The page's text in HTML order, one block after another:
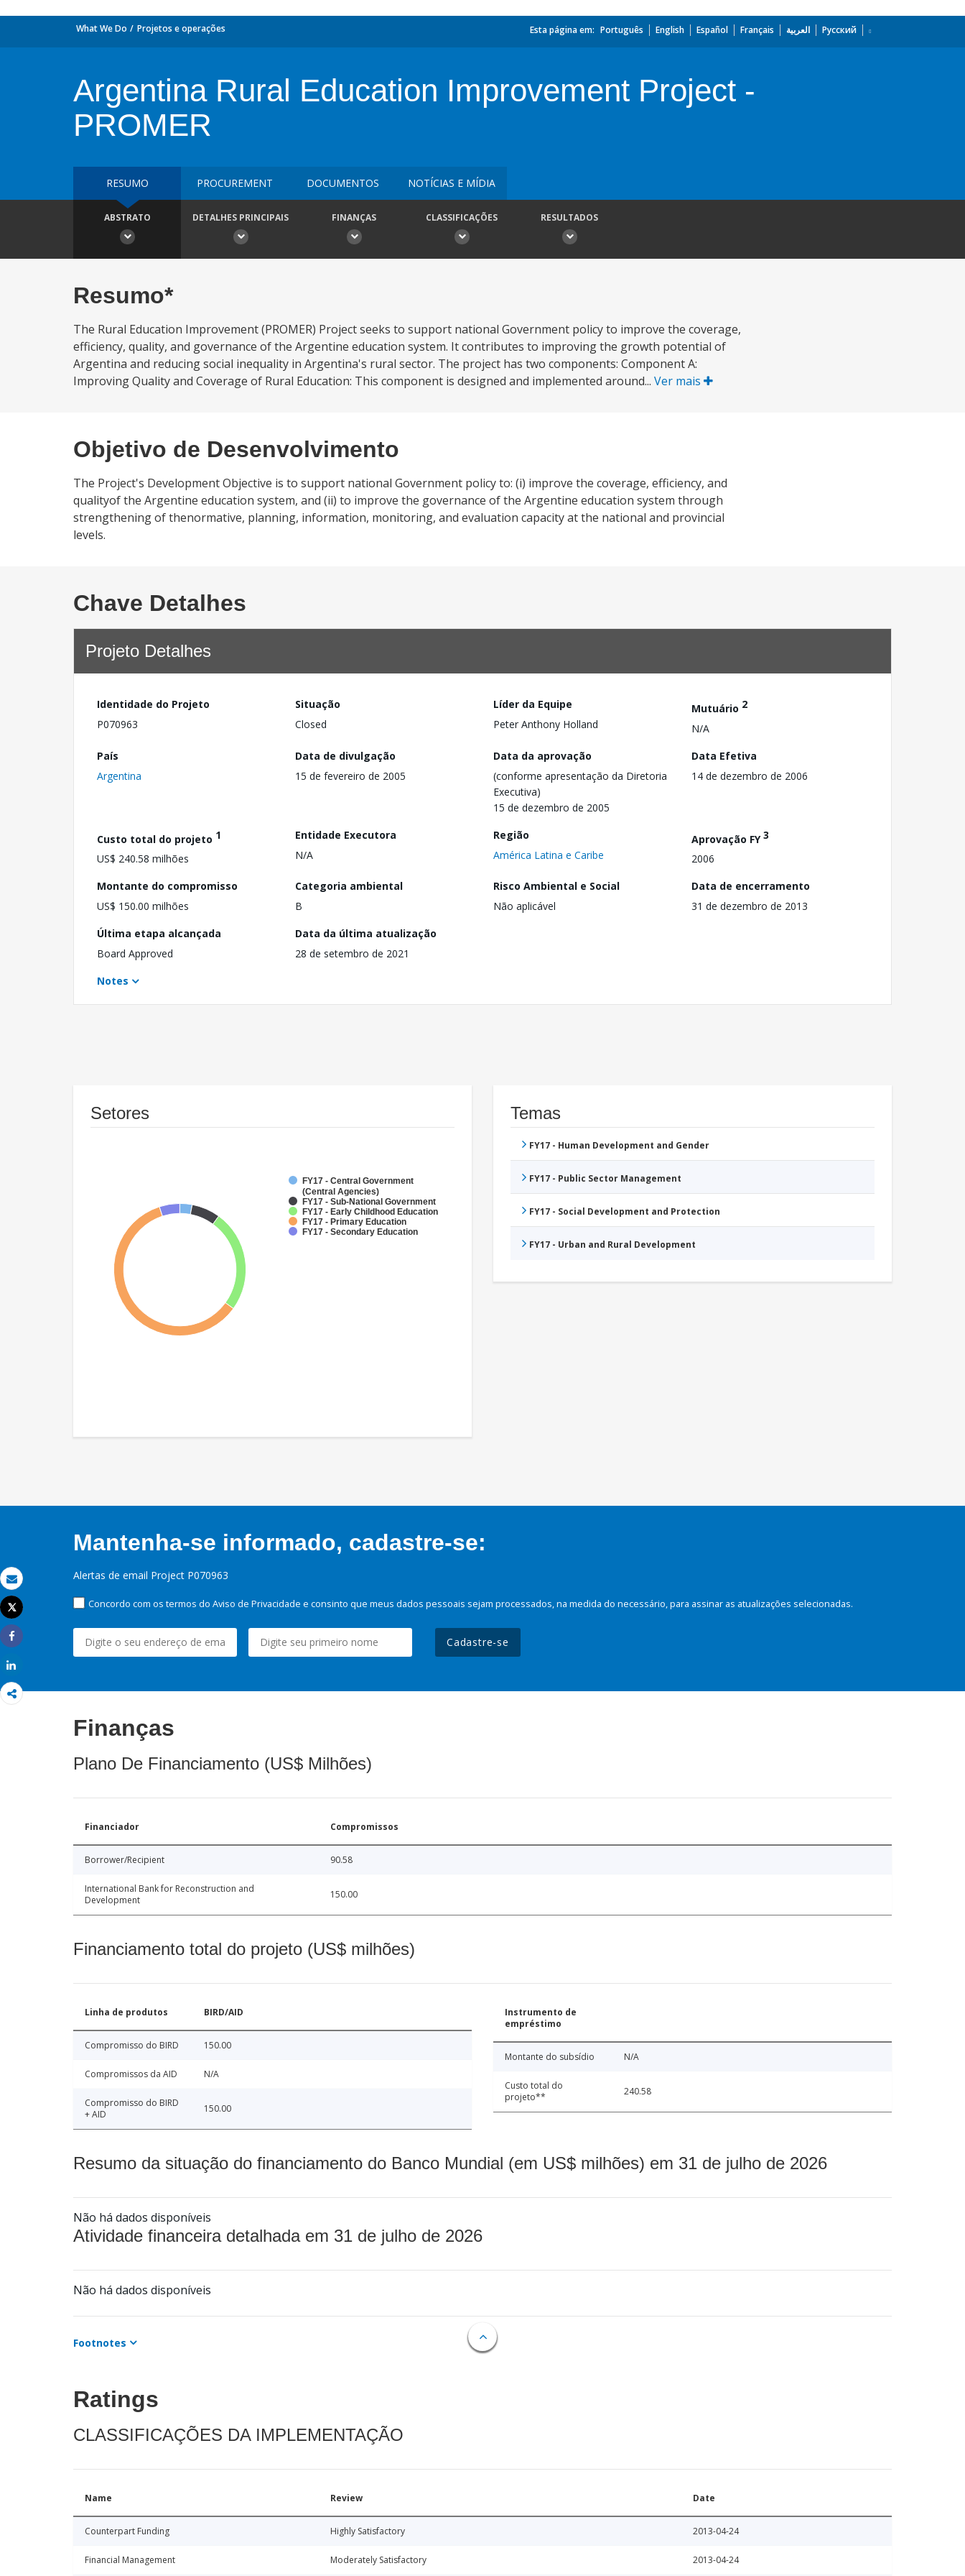
Email
Imprimir
Tweet
Share
What We Do Projetos e operações Esta página em: Português English Español Français العربية Русский
Argentina Rural Education Improvement Project -
PROMER
RESUMO PROCUREMENT DOCUMENTOS NOTÍCIAS E MÍDIA
ABSTRATO DETALHES PRINCIPAIS FINANÇAS CLASSIFICAÇÕES RESULTADOS
Resumo*
The Rural Education Improvement (PROMER) Project seeks to support national Government policy to improve the coverage,
efficiency, quality, and governance of the Argentine education system. It contributes to improving the growth potential of
Argentina and reducing social inequality in Argentina's rural sector. The project has two components: Component A:
Improving Quality and Coverage of Rural Education: This component is designed and implemented around... Ver mais
Objetivo de Desenvolvimento
The Project's Development Objective is to support national Government policy to: (i) improve the coverage, efficiency, and
qualityof the Argentine education system, and (ii) to improve the governance of the Argentine education system through
strengthening of thenormative, planning, information, monitoring, and evaluation capacity at the national and provincial
levels.
Chave Detalhes
Projeto Detalhes
Identidade do Projeto
P070963
Situação
Closed
Líder da Equipe
Peter Anthony Holland
Mutuário 2
N/A
País
Argentina
Data de divulgação
15 de fevereiro de 2005
Data da aprovação
(conforme apresentação da Diretoria
Executiva)
15 de dezembro de 2005
Data Efetiva
14 de dezembro de 2006
Custo total do projeto 1
US$ 240.58 milhões
Entidade Executora
N/A
Região
América Latina e Caribe
Aprovação FY3
2006
Montante do compromisso
US$ 150.00 milhões
Categoria ambiental
B
Risco Ambiental e Social
Não aplicável
Data de encerramento
31 de dezembro de 2013
Última etapa alcançada
Board Approved
Data da última atualização
28 de setembro de 2021
Notes
Setores
FY17 - Central Government
(Central Agencies)
FY17 - Sub-National Government
FY17 - Early Childhood Education
FY17 - Primary Education
FY17 - Secondary Education
Temas
FY17 - Human Development and Gender
FY17 - Public Sector Management
FY17 - Social Development and Protection
FY17 - Urban and Rural Development
Mantenha-se informado, cadastre-se:
Alertas de email Project P070963
Concordo com os termos do Aviso de Privacidade e consinto que meus dados pessoais sejam processados, na medida do necessário, para assinar as atualizações selecionadas.
Cadastre-se
Finanças
Plano De Financiamento (US$ Milhões)
Financiador Compromissos
Borrower/Recipient 90.58
International Bank for Reconstruction and
Development
150.00
Financiamento total do projeto (US$ milhões)
Linha de produtos BIRD/AID
Compromisso do BIRD 150.00
Compromissos da AID N/A
Compromisso do BIRD
+ AID
150.00
Instrumento de
empréstimo
Montante do subsídio N/A
Custo total do
projeto**
240.58
Resumo da situação do financiamento do Banco Mundial (em US$ milhões) em 31 de julho de 2026
Não há dados disponíveis
Atividade financeira detalhada em 31 de julho de 2026
Não há dados disponíveis
Footnotes
Ratings
CLASSIFICAÇÕES DA IMPLEMENTAÇÃO
Name Review Date
Counterpart Funding Highly Satisfactory 2013-04-24
Financial Management Moderately Satisfactory 2013-04-24